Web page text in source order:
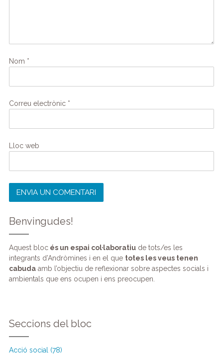
Nom *
Correu electrònic *
Lloc web
Benvingudes!
Aquest blocés un espai col·laboratiude tots/es les
integrants d’Andròmines i en el que totes les veus tenen
cabudaamb l’objectiu de reflexionar sobre aspectes socials i
ambientals que ens ocupen i ens preocupen.
Seccions del bloc
Acció social (78)